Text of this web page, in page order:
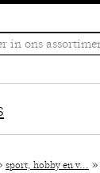
sport, hobby en v... »